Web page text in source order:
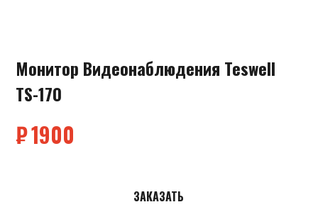
Монитор Видеонаблюдения Teswell
TS-170
₽1900
ЗАКАЗАТЬ